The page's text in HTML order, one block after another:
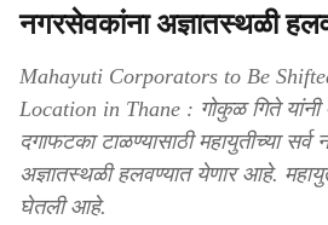
नगरसेवकांना अज्ञातस्थळी
Mahayuti Corporators to Be
Location in Thane : गोकुळ गिते यांनी
दगाफटका टाळण्यासाठी महायुतीच्या
अज्ञातस्थळी हलवण्यात येणार आहे.
घेतली आहे.